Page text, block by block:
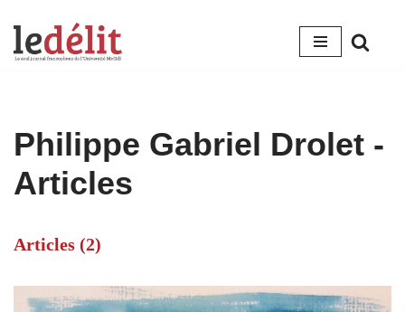
Aller
Philippe Gabriel Drolet -
Articles
Articles (2)